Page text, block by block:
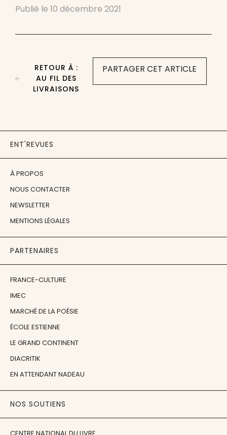
Publié le 10 décembre 2021
PARTAGER CET ARTICLE
RETOUR À :
AU FIL DES
LIVRAISONS
ENT'REVUES
À PROPOS
NOUS CONTACTER
NEWSLETTER
MENTIONS LÉGALES
PARTENAIRES
FRANCE-CULTURE
IMEC
MARCHÉ DE LA POÉSIE
ÉCOLE ESTIENNE
LE GRAND CONTINENT
DIACRITIK
EN ATTENDANT NADEAU
NOS SOUTIENS